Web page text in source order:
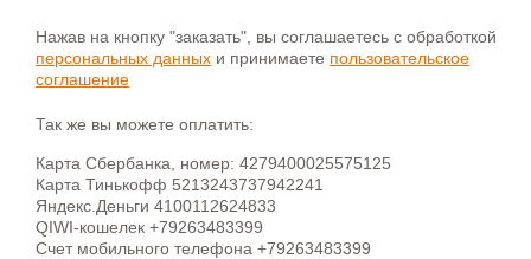
Нажав на кнопку "заказать", вы соглашаетесь с обработкой
персональных данных и принимаете пользовательское
соглашение
Так же вы можете оплатить:
Карта Сбербанка, номер: 4279400025575125
Карта Тинькофф 5213243737942241
Яндекс.Деньги 4100112624833
QIWI-кошелек +79263483399
Счет мобильного телефона +79263483399